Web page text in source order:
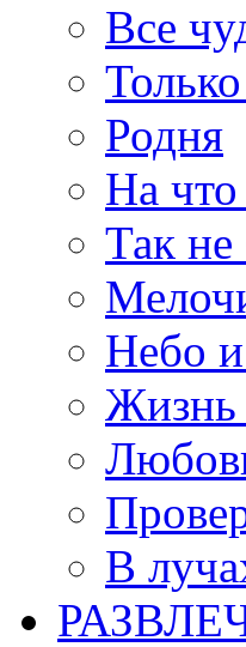
Все
Родня
На что
Так не
Небо
Жизнь
В